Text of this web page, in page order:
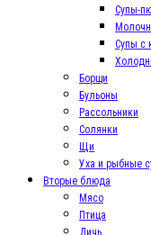
Супы-
Супы с
Борщи
Бульоны
Рассольники
Солянки
Щи
Уха и рыбные
Вторые блюда
Мясо
Птица
Дичь